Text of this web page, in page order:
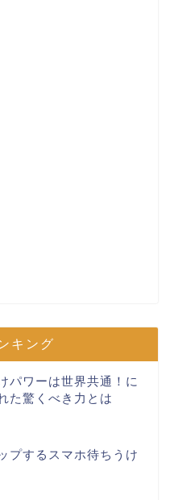
キング
パワーは世界共通！に
た驚くべき力とは
プするスマホ待ちうけ